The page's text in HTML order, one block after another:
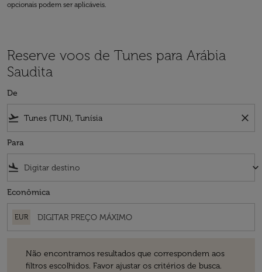
opcionais podem ser aplicáveis.
Reserve voos de Tunes para Arábia
Saudita
De
flight_takeoff close
Para
flight_land keyboard_arrow_down
Econômica
EUR
Não encontramos resultados que correspondem aos
filtros escolhidos. Favor ajustar os critérios de busca.